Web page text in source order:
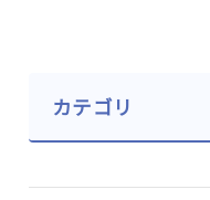
カテゴリ